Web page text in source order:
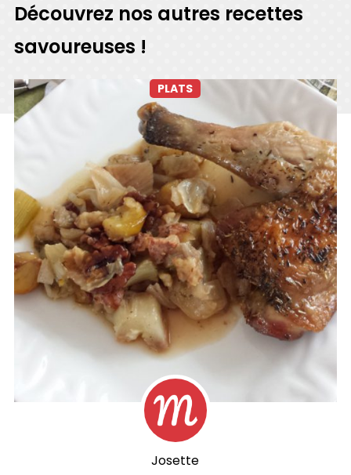
Découvrez nos autres recettes
savoureuses !
Josette
PLATS